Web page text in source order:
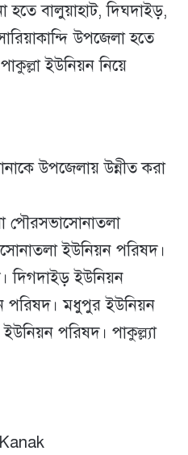
হতে বালুয়াহাট, দিঘদাইড়,
উপজেলা হতে
ইউনিয়ন নিয়ে
উপজেলায় উন্নীত করা
পৌরসভাসোনাতলা
ইউনিয়ন পরিষদ।
দিগদাইড় ইউনিয়ন
পরিষদ। মধুপুর ইউনিয়ন
পরিষদ। পাকুল্ল্যা